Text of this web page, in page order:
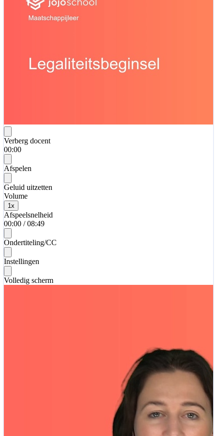
Verberg docent
00:00
Afspelen
Geluid uitzetten
Volume
1 x
Afspeelsnelheid
00:00 / 08:49
Ondertiteling/CC
Instellingen
Volledig scherm